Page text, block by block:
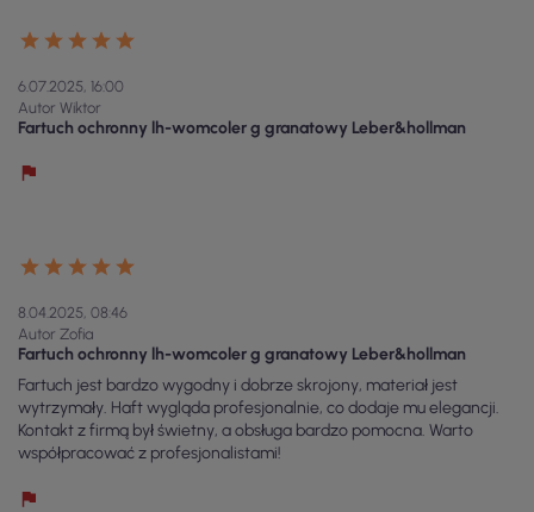
6.07.2025, 16:00
Autor Wiktor
Fartuch ochronny lh-womcoler g granatowy Leber&hollman
8.04.2025, 08:46
Autor Zofia
Fartuch ochronny lh-womcoler g granatowy Leber&hollman
Fartuch jest bardzo wygodny i dobrze skrojony, materiał jest
wytrzymały. Haft wygląda profesjonalnie, co dodaje mu elegancji.
Kontakt z firmą był świetny, a obsługa bardzo pomocna. Warto
współpracować z profesjonalistami!